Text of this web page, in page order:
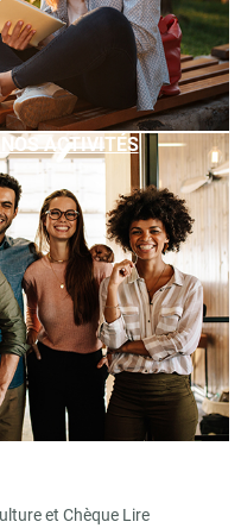
ACTIVITÉS
et Chèque Lire